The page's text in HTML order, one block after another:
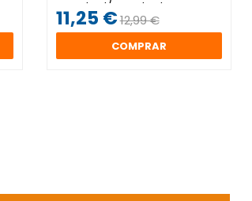
Standard/Standard
11,25 €12,99 €
COMPRAR